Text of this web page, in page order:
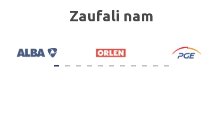
Zaufali nam